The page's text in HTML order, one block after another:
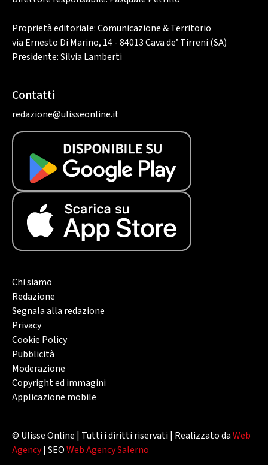
Proprietà editoriale: Comunicazione & Territorio
via Ernesto Di Marino, 14 - 84013 Cava de’ Tirreni (SA)
Presidente: Silvia Lamberti
Contatti
redazione@ulisseonline.it
Chi siamo
Redazione
Segnala alla redazione
Privacy
Cookie Policy
Pubblicità
Moderazione
Copyright ed immagini
Applicazione mobile
© Ulisse Online | Tutti i diritti riservati | Realizzato daWeb
Agency| SEOWeb Agency Salerno